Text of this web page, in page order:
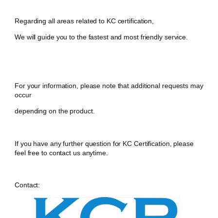
Regarding all areas related to KC certification,
We will guide you to the fastest and most friendly service.
For your information, please note that additional requests may
occur
depending on the product.
If you have any further question for KC Certification, please
feel free to contact us anytime.
Contact: